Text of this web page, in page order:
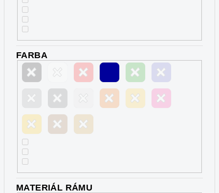
FARBA
MATERIÁL RÁMU